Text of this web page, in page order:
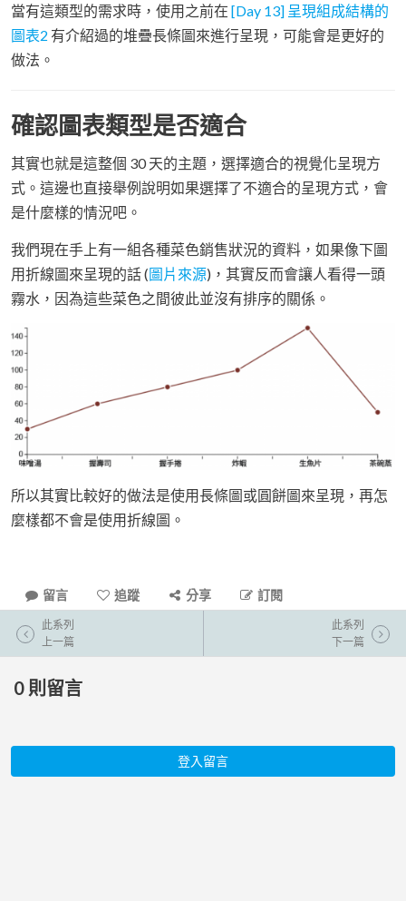
當有這類型的需求時，使用之前在 [Day 13] 呈現組成結構的
圖表2 有介紹過的堆疊長條圖來進行呈現，可能會是更好的
做法。
確認圖表類型是否適合
其實也就是這整個 30 天的主題，選擇適合的視覺化呈現方
式。這邊也直接舉例說明如果選擇了不適合的呈現方式，會
是什麼樣的情況吧。
我們現在手上有一組各種菜色銷售狀況的資料，如果像下圖
用折線圖來呈現的話 (圖片來源)，其實反而會讓人看得一頭
霧水，因為這些菜色之間彼此並沒有排序的關係。
所以其實比較好的做法是使用長條圖或圓餅圖來呈現，再怎
麼樣都不會是使用折線圖。
留言 追蹤 分享 訂閱
此系列
上一篇
此系列
下一篇
0 則留言
登入留言